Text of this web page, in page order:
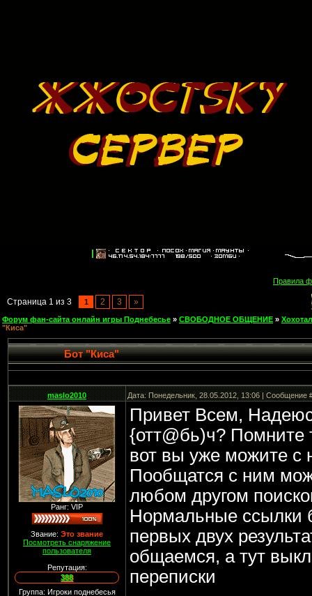
Правила
Страница 1 из 3 1 2 3 »
Форум фан-сайта онлайн игры Поднебесье » СВОБОДНОЕ ОБЩЕНИЕ »
"Киса"
Бот "Киса"
maslo2010 Дата: Понедельник, 28.05.2012, 13:06 | Сообщение
Ранг: VIP
Звание: Это звание
Посмотреть снаряжение
пользователя
Репутация:
388
Группа: Игроки поднебесья
Привет Всем,
{отт@бь)ч? Помните
вот вы уже можите
Пообщатся с ним
любом другом
Нормальные ссылки
первых двух
общаемся, а тут
переписки